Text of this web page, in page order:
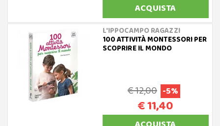
ACQUISTA
L'IPPOCAMPO RAGAZZI
100 ATTIVITÀ MONTESSORI PER
SCOPRIRE IL MONDO
€ 12,00 -5%
€ 11,40